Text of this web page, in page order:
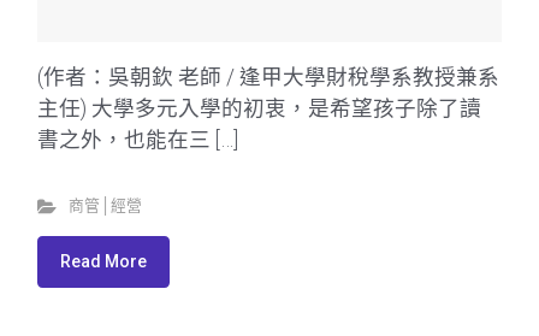
(作者：吳朝欽 老師 / 逢甲大學財稅學系教授兼系
主任) 大學多元入學的初衷，是希望孩子除了讀
書之外，也能在三 […]
商管│經營
Read More